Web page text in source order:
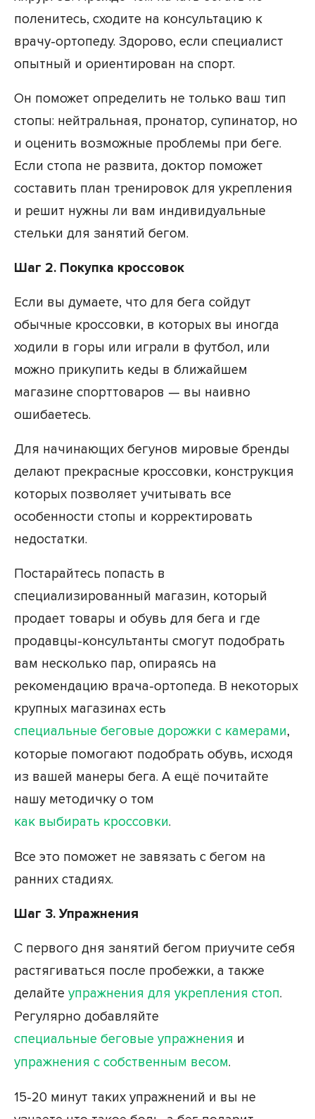
поленитесь, сходите на консультацию к
врачу-ортопеду. Здорово, если специалист
опытный и ориентирован на спорт.
Он поможет определить не только ваш тип
стопы: нейтральная, пронатор, супинатор, но
и оценить возможные проблемы при беге.
Если стопа не развита, доктор поможет
составить план тренировок для укрепления
и решит нужны ли вам индивидуальные
стельки для занятий бегом.
Шаг 2. Покупка кроссовок
Если вы думаете, что для бега сойдут
обычные кроссовки, в которых вы иногда
ходили в горы или играли в футбол, или
можно прикупить кеды в ближайшем
магазине спорттоваров — вы наивно
ошибаетесь.
Для начинающих бегунов мировые бренды
делают прекрасные кроссовки, конструкция
которых позволяет учитывать все
особенности стопы и корректировать
недостатки.
Постарайтесь попасть в
специализированный магазин, который
продает товары и обувь для бега и где
продавцы-консультанты смогут подобрать
вам несколько пар, опираясь на
рекомендацию врача-ортопеда. В некоторых
крупных магазинах есть
специальные беговые дорожки с камерами,
которые помогают подобрать обувь, исходя
из вашей манеры бега. А ещё почитайте
нашу методичку о том
как выбирать кроссовки.
Все это поможет не завязать с бегом на
ранних стадиях.
Шаг 3. Упражнения
С первого дня занятий бегом приучите себя
растягиваться после пробежки, а также
делайте упражнения для укрепления стоп.
Регулярно добавляйте
специальные беговые упражнения и
упражнения с собственным весом.
15-20 минут таких упражнений и вы не